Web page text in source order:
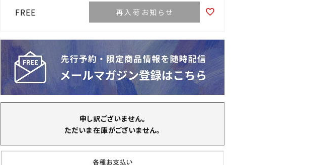
FREE 再入荷お知らせ
申し訳ございません。
ただいま在庫がございません。